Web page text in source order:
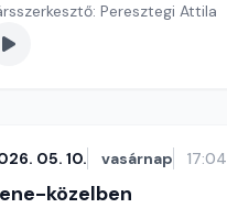
Peresztegi Attila
05. 10. vasárnap 17:04
közelben